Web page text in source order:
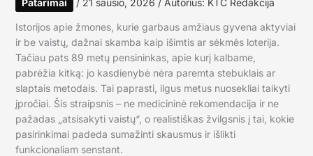
Patarimai / 21 sausio, 2026 / Autorius: KTC Redakcija
Istorijos apie žmones, kurie garbaus amžiaus gyvena aktyviai
ir be vaistų, dažnai skamba kaip išimtis ar sėkmės loterija.
Tačiau pats 89 metų pensininkas, apie kurį kalbame,
pabrėžia kitką: jo kasdienybė nėra paremta stebuklais ar
slaptais metodais. Tai paprasti, ilgus metus nuosekliai taikyti
įpročiai. Šis straipsnis – ne medicininė rekomendacija ir ne
pažadas „atsisakyti vaistų“, o realistiškas žvilgsnis į tai, kokie
pasirinkimai padeda sumažinti skausmus ir išlikti
funkcionaliam senstant.